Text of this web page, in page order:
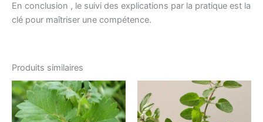
En conclusion , le suivi des explications par la pratique est la
clé pour maîtriser une compétence.
Produits similaires